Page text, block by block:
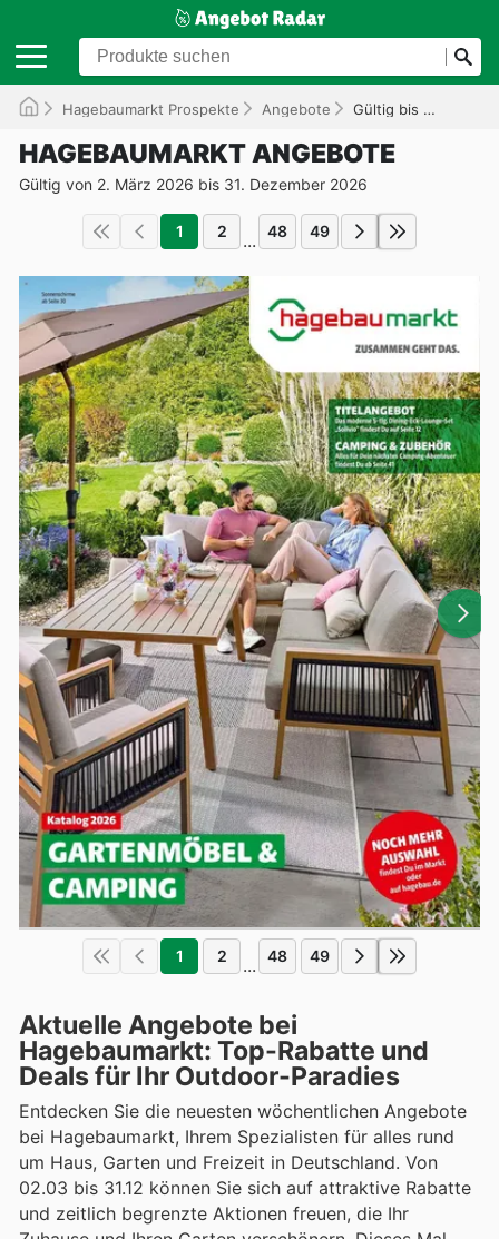
Hagebaumarkt Prospekte Angebote Gültig bis 31.12.2026
HAGEBAUMARKT ANGEBOTE
Gültig von 2. März 2026 bis 31. Dezember 2026
1 2 ... 48 49
1 2 ... 48 49
Aktuelle Angebote bei
Hagebaumarkt: Top-Rabatte und
Deals für Ihr Outdoor-Paradies
Entdecken Sie die neuesten wöchentlichen Angebote
bei Hagebaumarkt, Ihrem Spezialisten für alles rund
um Haus, Garten und Freizeit in Deutschland. Von
02.03 bis 31.12 können Sie sich auf attraktive Rabatte
und zeitlich begrenzte Aktionen freuen, die Ihr